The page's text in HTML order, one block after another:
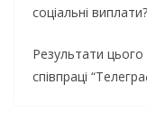
соціальні
Результати
співпраці